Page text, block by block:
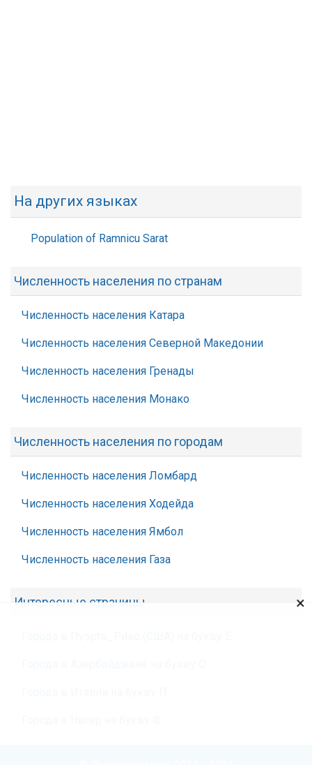
На других языках
Population of Ramnicu Sarat
Численность населения по странам
Численность населения Катара
Численность населения Северной Македонии
Численность населения Гренады
Численность населения Монако
Численность населения по городам
Численность населения Ломбард
Численность населения Ходейда
Численность населения Ямбол
Численность населения Газа
Интересные страницы ×